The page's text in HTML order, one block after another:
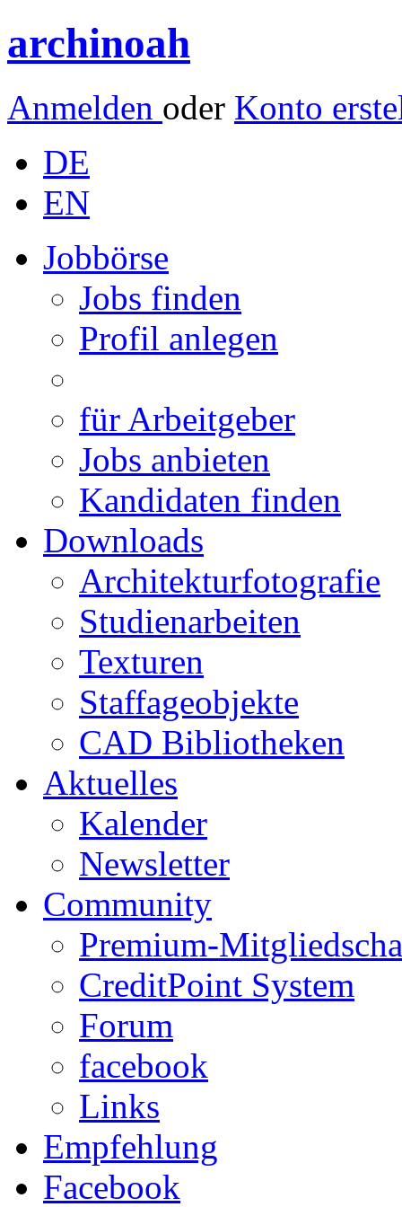
archinoah
Anmelden oder Konto
DE
EN
Jobbörse
Jobs finden
Profil anlegen
für Arbeitgeber
Jobs anbieten
Kandidaten finden
Downloads
Architekturfotografie
Studienarbeiten
Texturen
Staffageobjekte
CAD Bibliotheken
Aktuelles
Kalender
Newsletter
Community
Premium-
CreditPoint System
Forum
facebook
Links
Empfehlung
Facebook